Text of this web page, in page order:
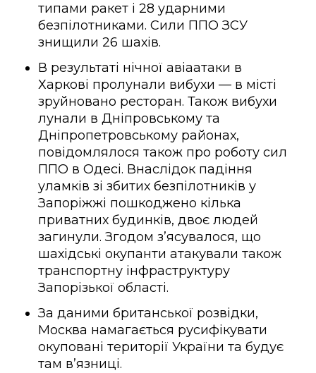
типами ракет і 28 ударними
безпілотниками. Сили ППО ЗСУ
знищили 26 шахів.
В результаті нічної авіаатаки в
Харкові пролунали вибухи — в місті
зруйновано ресторан. Також вибухи
лунали в Дніпровському та
Дніпропетровському районах,
повідомлялося також про роботу сил
ППО в Одесі. Внаслідок падіння
уламків зі збитих безпілотників у
Запоріжжі пошкоджено кілька
приватних будинків, двоє людей
загинули. Згодом з’ясувалося, що
шахідські окупанти атакували також
транспортну інфраструктуру
Запорізької області.
За даними британської розвідки,
Москва намагається русифікувати
окуповані території України та будує
там в’язниці.